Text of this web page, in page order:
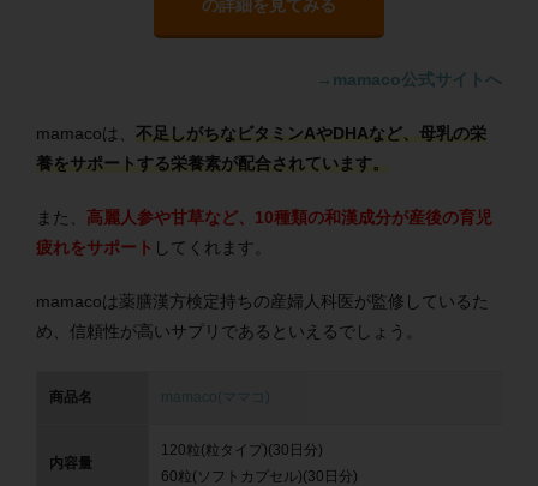
の詳細を見てみる
→mamaco公式サイトへ
mamacoは、 不足しがちなビタミンAやDHAなど、母乳の栄
養をサポートする栄養素が配合されています。
また、 高麗人参や甘草など、10種類の和漢成分が産後の育児
疲れをサポート してくれます。
mamacoは薬膳漢方検定持ちの産婦人科医が監修しているた
め、信頼性が高いサプリであるといえるでしょう。
商品名 mamaco(ママコ)
内容量
120粒(粒タイプ)(30日分)
60粒(ソフトカプセル)(30日分)